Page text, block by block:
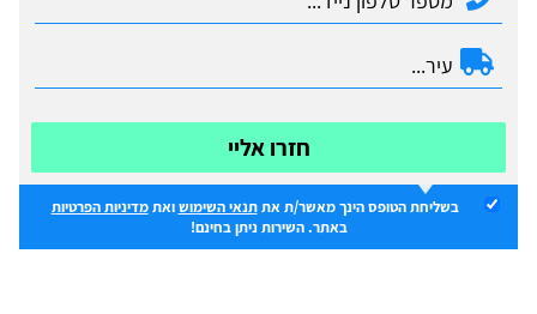
חזרו אליי
בשליחת הטופס הינך מאשר/ת אתתנאי השימושואתמדיניות הפרטיות
באתר. השירות ניתן בחינם!